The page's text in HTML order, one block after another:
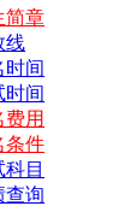
简章
线
时间
时间
用
条件
目
查询